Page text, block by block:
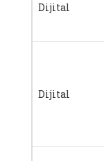
Dijital
Dijital